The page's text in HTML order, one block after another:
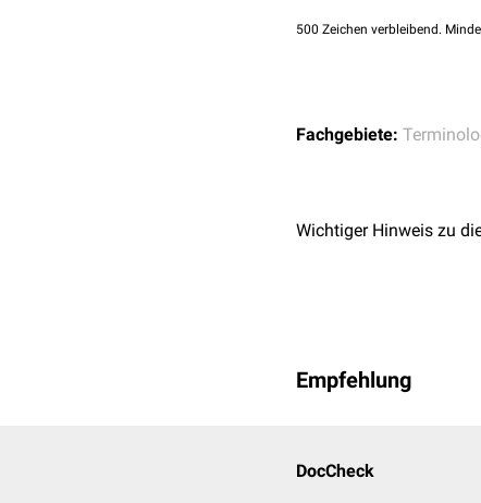
500 Zeichen verbleibend.
Fachgebiete:
Wichtiger Hinweis zu
Empfehlung
DocCheck